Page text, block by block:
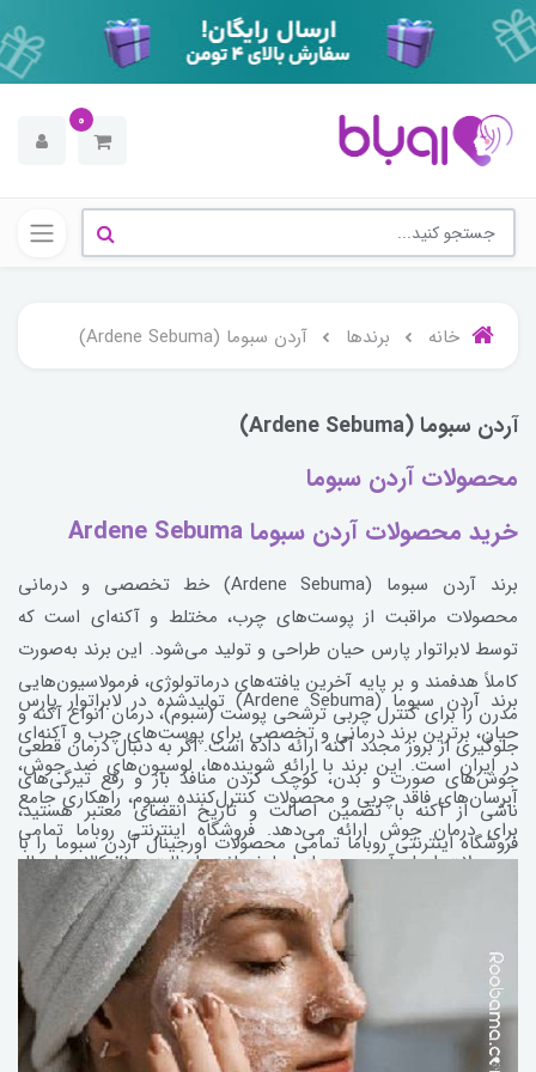
0
خانه برندها آردن سبوما (Ardene Sebuma)
آردن سبوما (Ardene Sebuma)
محصولات آردن سبوما
خرید محصولات آردن سبوما Ardene Sebuma
برند آردن سبوما (Ardene Sebuma) خط تخصصی و درمانی
محصولات مراقبت از پوست‌های چرب، مختلط و آکنه‌ای است که
توسط لابراتوار پارس حیان طراحی و تولید می‌شود. این برند به‌صورت
کاملاً هدفمند و بر پایه آخرین یافته‌های درماتولوژی، فرمولاسیون‌هایی
مدرن را برای کنترل چربی ترشحی پوست (سبوم)، درمان انواع آکنه و
جلوگیری از بروز مجدد آکنه ارائه داده است. اگر به دنبال درمان قطعی
جوش‌های صورت و بدن، کوچک کردن منافذ باز و رفع تیرگی‌های
ناشی از آکنه با تضمین اصالت و تاریخ انقضای معتبر هستید،
فروشگاه اینترنتی روباما تمامی محصولات اورجینال آردن سبوما را با
بهترین قیمت عرضه می‌کند.
برند آردن سبوما (Ardene Sebuma) تولیدشده در لابراتوار پارس
حیان، برترین برند درمانی و تخصصی برای پوست‌های چرب و آکنه‌ای
در ایران است. این برند با ارائه‌ شوینده‌ها، لوسیون‌های ضد جوش،
آبرسان‌های فاقد چربی و محصولات کنترل‌کننده سبوم، راهکاری جامع
برای درمان جوش ارائه می‌دهد. فروشگاه اینترنتی روباما تمامی
محصولات اصل آردن سبوما را با ضمانت اصالت ۱۰۰٪ کالا و ارسال